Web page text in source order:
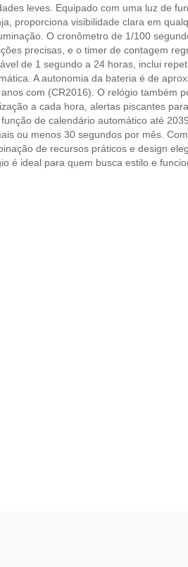
leves. Equipado com uma luz de
proporciona visibilidade clara em
O cronômetro de 1/100
precisas, e o timer de contagem
de 1 segundo a 24 horas, inclui
A autonomia da bateria é de
com (CR2016). O relógio também
a cada hora, alertas piscantes
de calendário automático até
ou menos 30 segundos por mês.
de recursos práticos e design
é ideal para quem busca estilo e